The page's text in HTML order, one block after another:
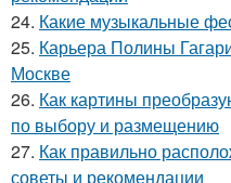
24. Какие музыкальные
25. Карьера Полины
Москве
26. Как картины
по выбору и размещению
27. Как правильно
советы и рекомендации